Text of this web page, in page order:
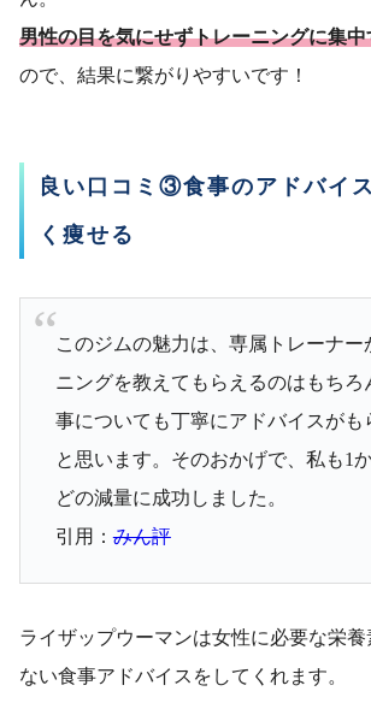
男性の目を気にせずトレーニングに集
ので、結果に繋がりやすいです！
良い口コミ③食事のアドバイ
く痩せる
このジムの魅力は、専属トレーナー
ニングを教えてもらえるのはもちろ
事についても丁寧にアドバイスがも
と思います。そのおかげで、私も1
どの減量に成功しました。
引用：みん評
ライザップウーマンは女性に必要な栄
ない食事アドバイスをしてくれます。